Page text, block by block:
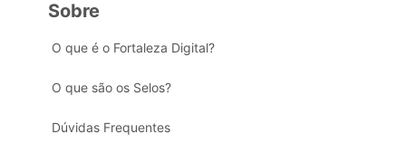
Sobre
O que é o Fortaleza Digital?
O que são os Selos?
Dúvidas Frequentes